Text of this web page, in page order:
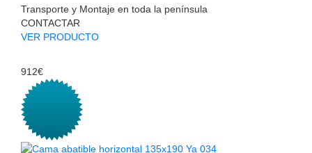
Transporte y Montaje en toda la península
CONTACTAR
VER PRODUCTO
912€